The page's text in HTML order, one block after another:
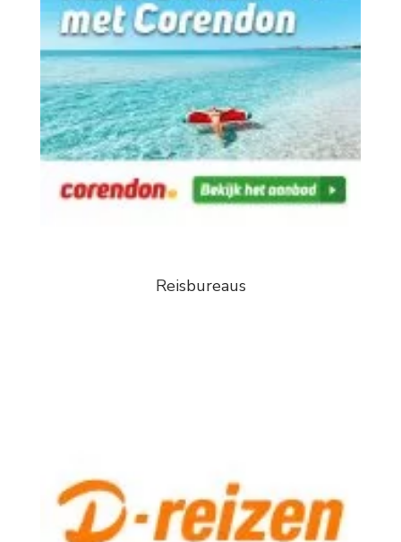
Reisbureaus